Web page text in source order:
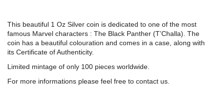
This beautiful 1 Oz Silver coin is dedicated to one of the most
famous Marvel characters : The Black Panther (T’Challa). The
coin has a beautiful colouration and comes in a case, along with
its Certificate of Authenticity.
Limited mintage of only 100 pieces worldwide.
For more informations please feel free to contact us.